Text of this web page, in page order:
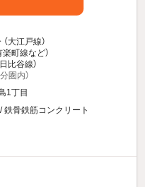
（大江戸線）
楽町線など）
比谷線）
圏内）
1丁目
鉄骨鉄筋コンクリート